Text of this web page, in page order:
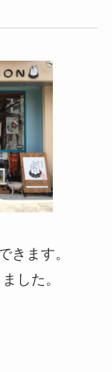
きます。
した。